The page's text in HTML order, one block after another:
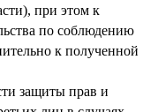
при этом к
по соблюдению
к полученной
защиты прав и